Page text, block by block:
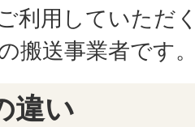
利用していただ
搬送事業者です
違い